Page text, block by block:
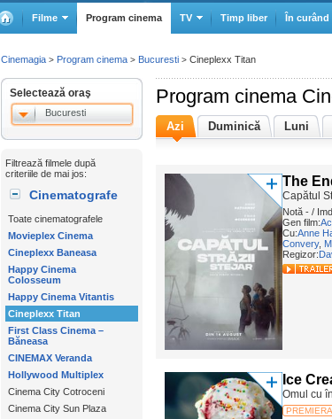
Filme Program cinema TV Timp liber În curând
Program cinema
Azi Duminică Luni
The
Capătul
Notă - /
Gen film:
Cu:Anne
Convery,
Regizor:
Ice
Omul cu
PREMIERA
Selectează oraş
Bucuresti
Filtrează filmele după
criteriile de mai jos:
Cinematografe
Toate cinematografele
Movieplex Cinema
Cineplexx Baneasa
Happy Cinema
Colosseum
Happy Cinema Vitantis
Cineplexx Titan
First Class Cinema –
Băneasa
CINEMAX Veranda
Hollywood Multiplex
Cinema City Cotroceni
Cinema City Sun Plaza
Cinemagia > Program cinema > Bucuresti > Cineplexx Titan